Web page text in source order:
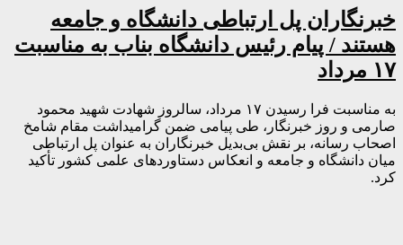
خبرنگاران پل ارتباطی دانشگاه و جامعه
هستند / پیام رئیس دانشگاه بناب به مناسبت
۱۷ مرداد
به مناسبت فرا رسیدن ۱۷ مرداد، سالروز شهادت شهید محمود
صارمی و روز خبرنگار، طی پیامی ضمن گرامیداشت مقام شامخ
اصحاب رسانه، بر نقش بی‌بدیل خبرنگاران به عنوان پل ارتباطی
میان دانشگاه و جامعه و انعکاس دستاوردهای علمی کشور تأکید
کرد.